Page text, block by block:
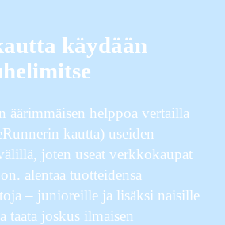
käydään
äärimmäisen helppoa vertailla
kautta) useiden
joten useat verkkokaupat
alentaa tuotteidensa
– junioreille ja lisäksi naisille
taata joskus ilmaisen